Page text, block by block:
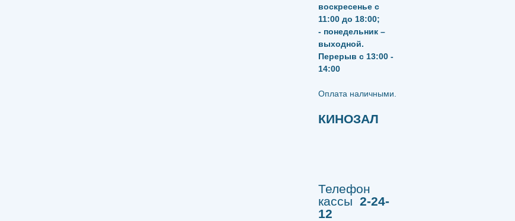
воскресенье с
11:00 до 18:00;
- понедельник –
выходной.
Перерыв с 13:00 -
14:00
​​​​​​​Оплата наличными.
КИНОЗАЛ
Телефон
кассы 2-24-
12